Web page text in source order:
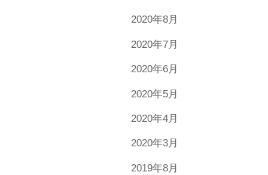
2020年8月
2020年7月
2020年6月
2020年5月
2020年4月
2020年3月
2019年8月